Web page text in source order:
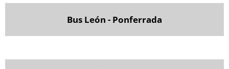
Bus León - Ponferrada